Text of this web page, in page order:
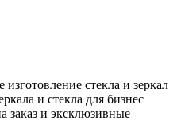
стекла и зеркал
и стекла для бизнес
заказ и эксклюзивные